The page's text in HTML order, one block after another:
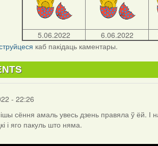
5.06.2022 6.06.2022
каб пакідаць каментары.
- 22:26
сёння амаль увесь дзень правяла ў ёй. І
і яго пакуль што няма.